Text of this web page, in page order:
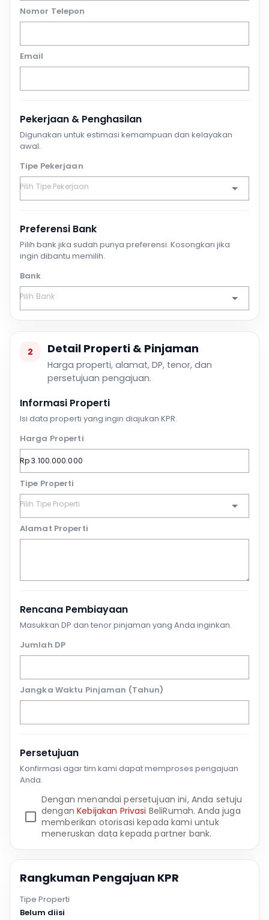
Nomor Telepon
Email
Pekerjaan & Penghasilan
Digunakan untuk estimasi kemampuan dan kelayakan
awal.
Tipe Pekerjaan
Preferensi Bank
Pilih bank jika sudah punya preferensi. Kosongkan jika
ingin dibantu memilih.
Bank
2 Detail Properti & Pinjaman
Harga properti, alamat, DP, tenor, dan
persetujuan pengajuan.
Informasi Properti
Isi data properti yang ingin diajukan KPR.
Harga Properti
Tipe Properti
Alamat Properti
Rencana Pembiayaan
Masukkan DP dan tenor pinjaman yang Anda inginkan.
Jumlah DP
Jangka Waktu Pinjaman (Tahun)
Persetujuan
Konfirmasi agar tim kami dapat memproses pengajuan
Anda.
Dengan menandai persetujuan ini, Anda setuju
denganKebijakan Privasi BeliRumah. Anda juga
memberikan otorisasi kepada kami untuk
meneruskan data kepada partner bank.
Rangkuman Pengajuan KPR
Tipe Properti
Belum diisi